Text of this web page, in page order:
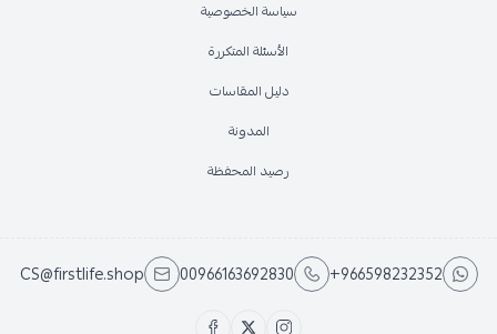
سياسة الخصوصية
الأسئلة المتكررة
دليل المقاسات
المدونة
رصيد المحفظة
+966598232352
00966163692830
CS@firstlife.shop